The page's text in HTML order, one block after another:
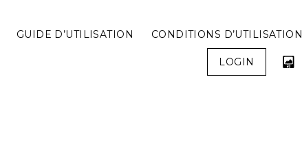
GUIDE D’UTILISATION CONDITIONS D’UTILISATION
LOGIN